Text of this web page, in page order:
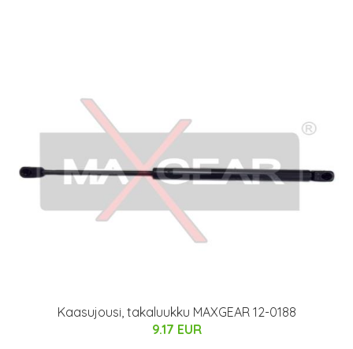
Kaasujousi, takaluukku MAXGEAR 12-0188
9.17 EUR